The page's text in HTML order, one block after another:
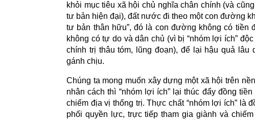
khỏi mục tiêu xã hội chủ nghĩa chân chính (và
tư bản hiện đại), đất nước đi theo một con đường
tư bản thân hữu”, đó là con đường không có tiền
không có tự do và dân chủ (vì bị “nhóm lợi ích”
chính trị thâu tóm, lũng đoạn), để lại hậu quả lâu
gánh chịu.
Chúng ta mong muốn xây dựng một xã hội trên
nhân cách thì “nhóm lợi ích” lại thúc đẩy đồng
chiếm địa vị thống trị. Thực chất “nhóm lợi ích” là
phối quyền lực, trực tiếp tham gia giành và